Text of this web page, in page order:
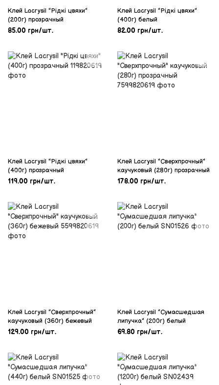
Клей Lacrysil "Рідкі цвяхи"
(200г) прозрачный
85.00 грн/шт.
Клей Lacrysil "Рідкі цвяхи"
(400г) белый
82.00 грн/шт.
Клей Lacrysil "Рідкі цвяхи"
(400г) прозрачный
119.00 грн/шт.
Клей Lacrysil "Сверхпрочный"
каучуковый (280г) прозрачный
178.00 грн/шт.
Клей Lacrysil "Сверхпрочный"
каучуковый (360г) бежевый
129.00 грн/шт.
Клей Lacrysil "Сумасшедшая
липучка" (200г) белый
69.80 грн/шт.